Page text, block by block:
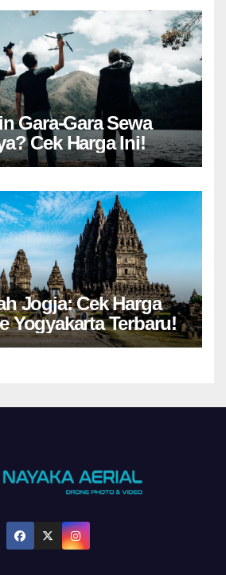
Gara-Gara Sewa
Cek Harga Ini!
Jogja: Cek Harga
Yogyakarta Terbaru!